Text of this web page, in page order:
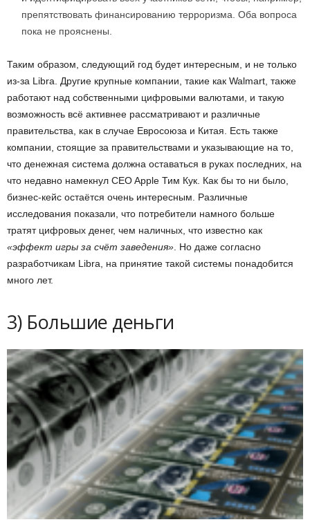
препятствовать финансированию терроризма. Оба вопроса
пока не прояснены.
Таким образом, следующий год будет интересным, и не только
из-за Libra. Другие крупные компании, такие как Walmart, также
работают над собственными цифровыми валютами, и такую
возможность всё активнее рассматривают и различные
правительства, как в случае Евросоюза и Китая. Есть также
компании, стоящие за правительствами и указывающие на то,
что денежная система должна оставаться в руках последних, на
что недавно намекнул CEO Apple Тим Кук. Как бы то ни было,
бизнес-кейс остаётся очень интересным. Различные
исследования показали, что потребители намного больше
тратят цифровых денег, чем наличных, что известно как
«эффект игры за счёт заведения». Но даже согласно
разработчикам Libra, на принятие такой системы понадобится
много лет.
3) Большие деньги